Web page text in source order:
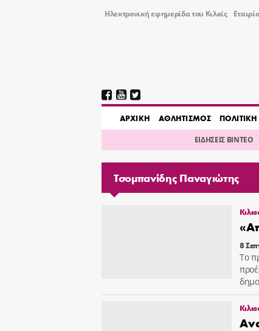
Ηλεκτρονική εφημερίδα του Κιλκίς
AΡΧΙΚΗ ΑΘΛΗΤΙΣΜΟΣ ΠΟΛΙΤΙΚΗ
ΕΙΔΗΣΕΙΣ ΒΙΝΤΕΟ
Τσομπανίδης Παναγιώτης
8
Το